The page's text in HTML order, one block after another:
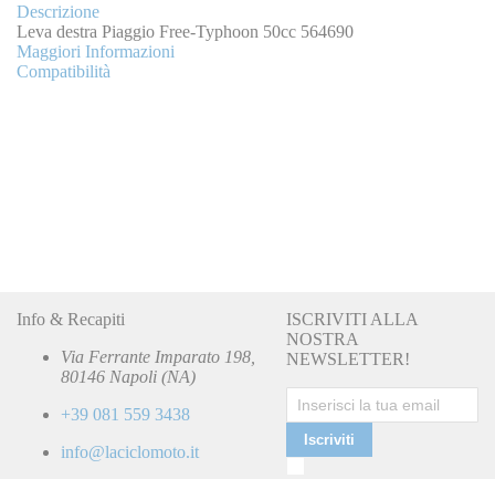
Descrizione
Leva destra Piaggio Free-Typhoon 50cc 564690
Maggiori Informazioni
Compatibilità
Info & Recapiti
Via Ferrante Imparato 198,
80146 Napoli (NA)
+39 081 559 3438
info@laciclomoto.it
ISCRIVITI ALLA
NOSTRA
NEWSLETTER!
Iscriviti